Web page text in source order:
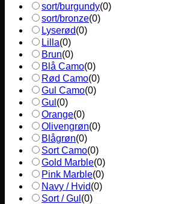
sort/burgundy(0)
sort/bronze(0)
Lyserød(0)
Lilla(0)
Brun(0)
Blå Camo(0)
Rød Camo(0)
Gul Camo(0)
Gul (0)
Orange(0)
Olivengrøn(0)
Blågrøn(0)
Sort Camo(0)
Gold Marble(0)
Pink Marble(0)
Navy / Hvid(0)
Sort / Gul (0)